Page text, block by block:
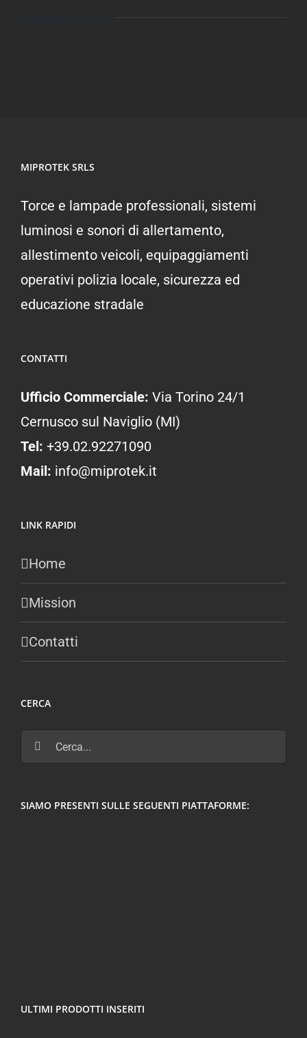
MIPROTEK SRLS
Torce e lampade professionali, sistemi
luminosi e sonori di allertamento,
allestimento veicoli, equipaggiamenti
operativi polizia locale, sicurezza ed
educazione stradale
CONTATTI
Ufficio Commerciale: Via Torino 24/1
Cernusco sul Naviglio (MI)
Tel: +39.02.92271090
Mail: info@miprotek.it
LINK RAPIDI
Home
Mission
Contatti
CERCA
Cerca
per:
SIAMO PRESENTI SULLE SEGUENTI PIATTAFORME:
ULTIMI PRODOTTI INSERITI